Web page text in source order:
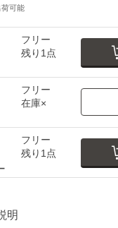
荷可能
フリー
残り1点
フリー
在庫×
フリー
残り1点
明